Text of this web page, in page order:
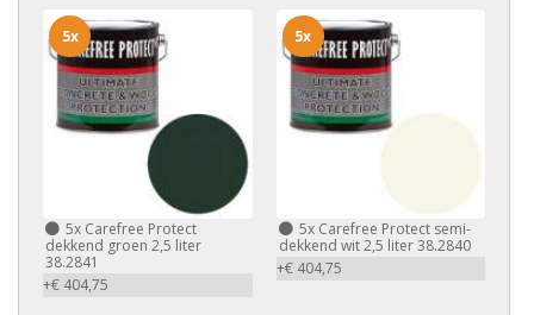
5x Carefree Protect
dekkend groen 2,5 liter
38.2841
+€ 404,75
5x
5xCarefree Protect semi-
dekkend wit 2,5 liter 38.2840
+€ 404,75
5x